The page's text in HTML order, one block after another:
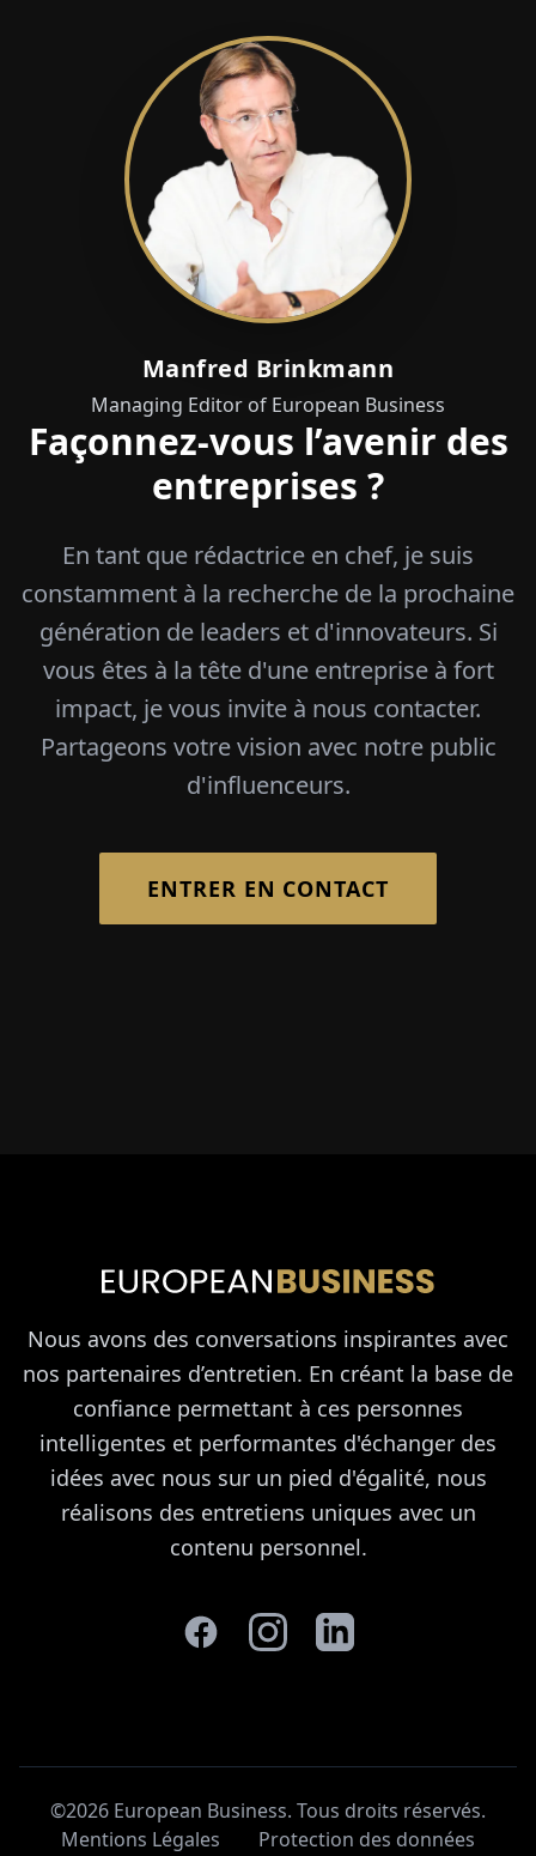
Manfred Brinkmann
Managing Editor of European Business
Façonnez-vous l’avenir des
entreprises ?
En tant que rédactrice en chef, je suis
constamment à la recherche de la prochaine
génération de leaders et d'innovateurs. Si
vous êtes à la tête d'une entreprise à fort
impact, je vous invite à nous contacter.
Partageons votre vision avec notre public
d'influenceurs.
ENTRER EN CONTACT
Nous avons des conversations inspirantes avec
nos partenaires d’entretien. En créant la base de
confiance permettant à ces personnes
intelligentes et performantes d'échanger des
idées avec nous sur un pied d'égalité, nous
réalisons des entretiens uniques avec un
contenu personnel.
©2026 European Business. Tous droits réservés.
Mentions Légales
Protection des données